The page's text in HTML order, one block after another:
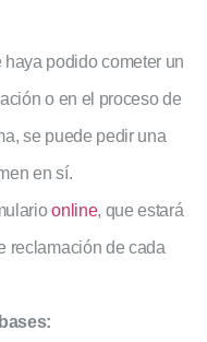
podido cometer un
o en el proceso de
se puede pedir una
en sí.
online, que estará
reclamación de cada